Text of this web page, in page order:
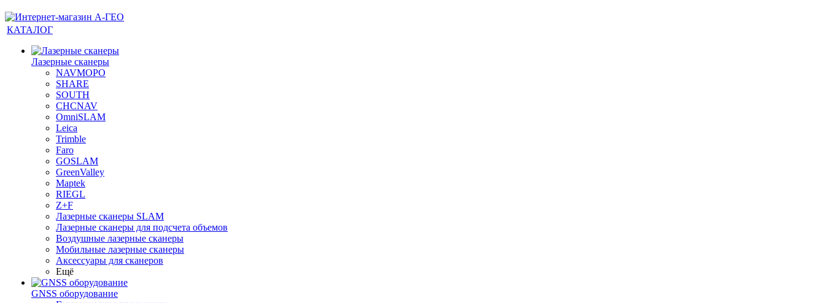
КАТАЛОГ
Лазерные сканеры
NAVMOPO
SHARE
SOUTH
CHCNAV
OmniSLAM
Leica
Trimble
Faro
GOSLAM
GreenValley
Maptek
RIEGL
Z+F
Лазерные сканеры SLAM
Лазерные сканеры для подсчета объемов
Воздушные лазерные сканеры
Мобильные лазерные сканеры
Аксессуары для сканеров
Ещё
GNSS оборудование